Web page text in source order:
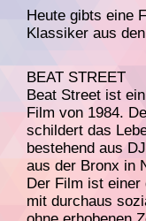
Heute gibts eine
Klassiker aus
BEAT STREET
Beat Street ist
Film von 1984.
schildert das
bestehend aus
aus der Bronx in
Der Film ist einer
mit durchaus